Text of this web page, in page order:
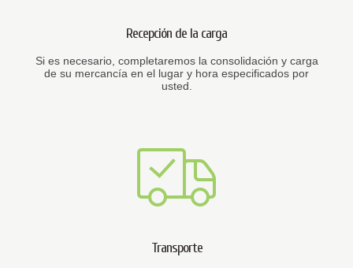
Recepción de la carga
Si es necesario, completaremos la consolidación y carga
de su mercancía en el lugar y hora especificados por
usted.
Transporte